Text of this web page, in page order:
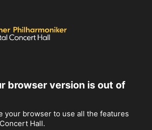
browser version is out of
your browser to use all the features
Hall.